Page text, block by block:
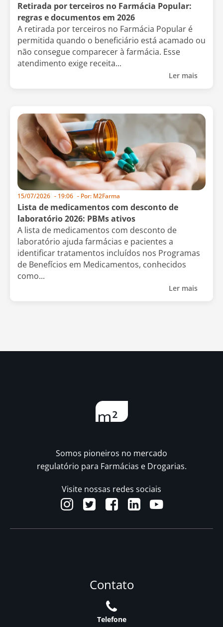
Retirada por terceiros no Farmácia Popular:
regras e documentos em 2026
A retirada por terceiros no Farmácia Popular é
permitida quando o beneficiário está acamado ou
não consegue comparecer à farmácia. Esse
atendimento exige receita...
Ler mais
15/07/2026 - 19:06 - Por: M2Farma
Lista de medicamentos com desconto de
laboratório 2026: PBMs ativos
A lista de medicamentos com desconto de
laboratório ajuda farmácias e pacientes a
identificar tratamentos incluídos nos Programas
de Benefícios em Medicamentos, conhecidos
como...
Ler mais
Somos pioneiros no mercado
regulatório para Farmácias e Drogarias.
Visite nossas redes sociais
Contato
Telefone